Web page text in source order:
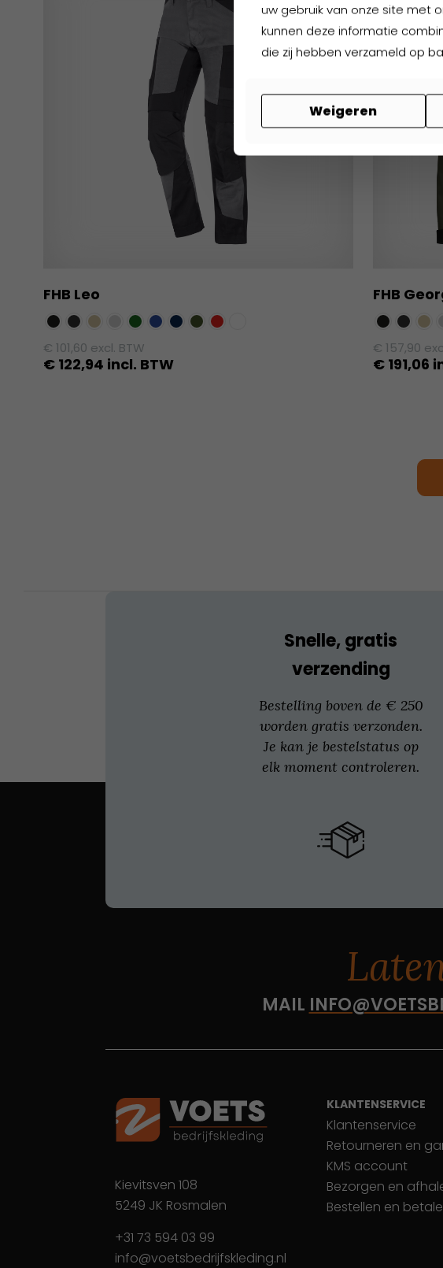
FHB Leo
€ 101,60 excl. BTW
€122,94 incl. BTW
FHB
€ 157,90
€ 191,06
variaties.
Snelle, gratis
verzending
Bestelling boven de € 250
worden gratis verzonden.
Je kan je bestelstatus op
elk moment controleren.
MAIL
Kievitsven 108
5249 JK Rosmalen
+31 73 594 03 99
info@voetsbedrijfskleding.nl
KLANTENSERVICE
Klantenservice
Retourneren en
KMS account
Bezorgen en
Bestellen en
uw gebruik van onze site met
kunnen deze informatie
die zij hebben verzameld op
Weigeren